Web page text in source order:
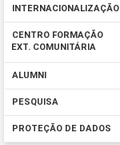
INTERNACIONALIZAÇÃO
CENTRO FORMAÇÃO
EXT. COMUNITÁRIA
ALUMNI
PESQUISA
PROTEÇÃO DE DADOS